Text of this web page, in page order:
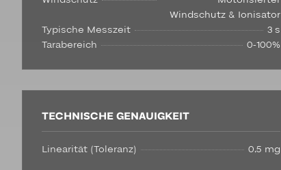
Windschutz & Ionisator
Typische Messzeit
3 s
Tarabereich
0-100%
TECHNISCHE GENAUIGKEIT
Linearität (Toleranz) 0,5 mg